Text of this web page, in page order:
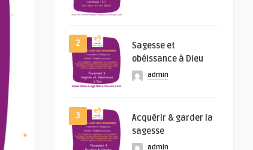
2
Sagesse et
obéissance à Dieu
admin
3
Acquérir & garder la
sagesse
admin